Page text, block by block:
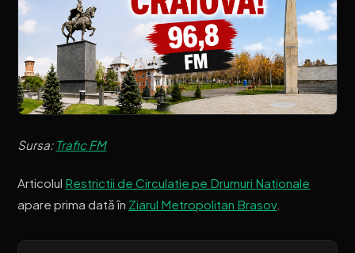
Sursa: Trafic FM
Articolul Restrictii de Circulatie pe Drumuri Nationale
apare prima dată în Ziarul Metropolitan Brasov.